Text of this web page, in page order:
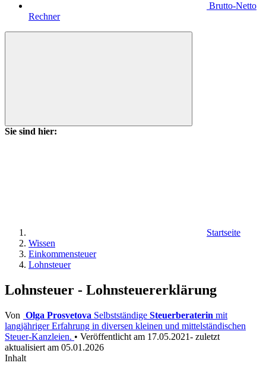
Brutto-Netto
Rechner
Sie sind hier:
Startseite
Wissen
Einkommensteuer
Lohnsteuer
Lohnsteuer - Lohnsteuererklärung
Von Olga Prosvetova Selbstständige Steuerberaterin mit
langjähriger Erfahrung in diversen kleinen und mittelständischen
Steuer-Kanzleien. • Veröffentlicht am 17.05.2021- zuletzt
aktualisiert am 05.01.2026
Inhalt